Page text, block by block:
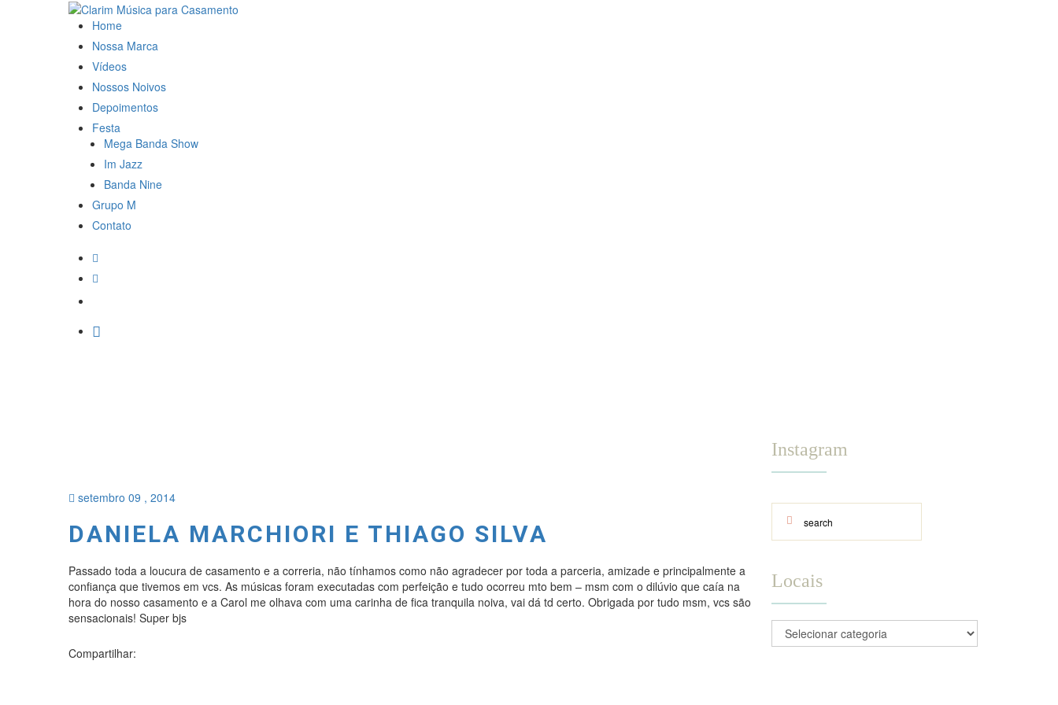
Home
Nossa Marca
Vídeos
Nossos Noivos
Depoimentos
Festa
Mega Banda Show
Im Jazz
Banda Nine
Grupo M
Contato
setembro 09 , 2014
DANIELA MARCHIORI E THIAGO SILVA
Passado toda a loucura de casamento e a correria, não tínhamos como não agradecer por toda a parceria, amizade e principalmente a
confiança que tivemos em vcs. As músicas foram executadas com perfeição e tudo ocorreu mto bem – msm com o dilúvio que caía na
hora do nosso casamento e a Carol me olhava com uma carinha de fica tranquila noiva, vai dá td certo. Obrigada por tudo msm, vcs são
sensacionais! Super bjs
Compartilhar:
Instagram
Locais